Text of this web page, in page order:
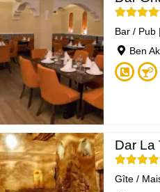
Bar / Pub |
Ben
Dar La
Gîte /